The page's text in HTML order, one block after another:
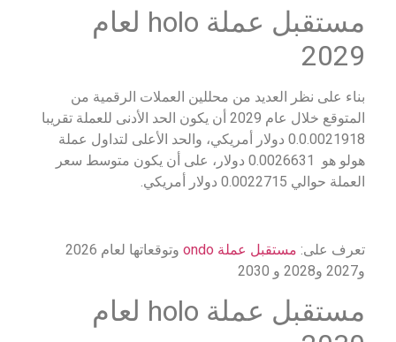
مستقبل عملة holo لعام
2029
بناء على نظر العديد من محللين العملات الرقمية من
المتوقع خلال عام 2029 أن يكون الحد الأدنى للعملة تقريبا
0.0.0021918 دولار أمريكي، والحد الأعلى لتداول عملة
هولو هو 0.0026631 دولار، على أن يكون متوسط سعر
العملة حوالي 0.0022715 دولار أمريكي.
تعرف على: مستقبل عملة ondo
وتوقعاتها لعام 2026
و2027 و2028 و 2030
مستقبل عملة holo لعام